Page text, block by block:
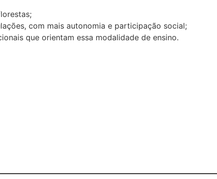
com mais autonomia e participação social;
que orientam essa modalidade de ensino.